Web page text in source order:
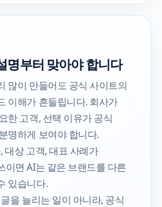
명부터 맞아야 합니다
많이 만들어도 공식 사이트의
이해가 흔들립니다. 회사가
한 고객, 선택 이유가 공식
명하게 보여야 합니다.
대상 고객, 대표 사례가
이면 AI는 같은 브랜드를 다른
있습니다.
을 늘리는 일이 아니라, 공식